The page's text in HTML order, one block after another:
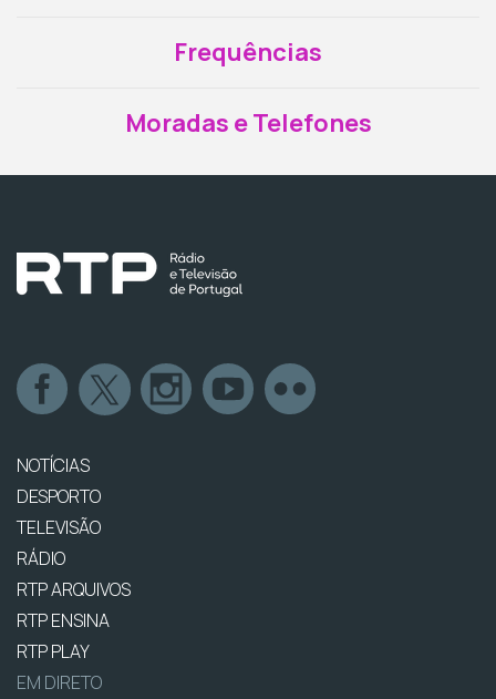
Frequências
Moradas e Telefones
NOTÍCIAS
DESPORTO
TELEVISÃO
RÁDIO
RTP ARQUIVOS
RTP ENSINA
RTP PLAY
EM DIRETO